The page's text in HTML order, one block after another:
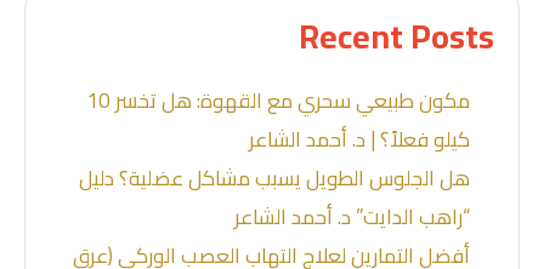
Recent Posts
مكون طبيعي سحري مع القهوة: هل تخسر 10
كيلو فعلاً؟ | د. أحمد الشاعر
هل الجلوس الطويل يسبب مشاكل عضلية؟ دليل
“راهب الدايت” د. أحمد الشاعر
أفضل التمارين لعلاج التهاب العصب الوركي (عرق